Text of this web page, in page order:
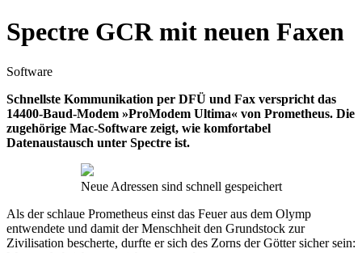
Spectre GCR mit neuen Faxen
Software
Schnellste Kommunikation per DFÜ und Fax verspricht das
14400-Baud-Modem »ProModem Ultima« von Prometheus. Die
zugehörige Mac-Software zeigt, wie komfortabel
Datenaustausch unter Spectre ist.
Neue Adressen sind schnell gespeichert
Als der schlaue Prometheus einst das Feuer aus dem Olymp
entwendete und damit der Menschheit den Grundstock zur
Zivilisation bescherte, durfte er sich des Zorns der Götter sicher sein: